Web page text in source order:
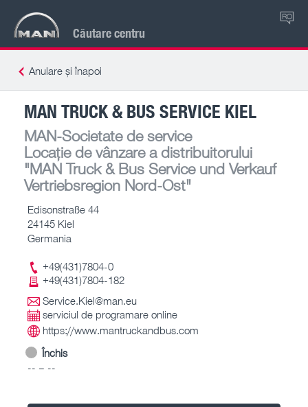
Căutare centru
RO
Anulare și înapoi
MAN TRUCK & BUS SERVICE KIEL
MAN-Societate de service
Locație de vânzare a distribuitorului
"MAN Truck & Bus Service und Verkauf
Vertriebsregion Nord-Ost"
Edisonstraße 44
24145 Kiel
Germania
+49(431)7804-0
+49(431)7804-182
Service.Kiel@man.eu
serviciul de programare online
https://www.mantruckandbus.com
Închis
-- – --